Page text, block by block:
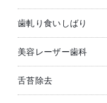
歯軋り食いしばり
美容レーザー歯科
舌苔除去